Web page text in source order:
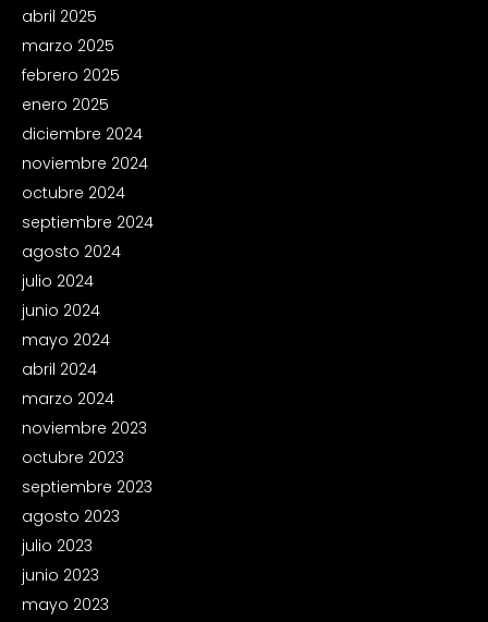
abril 2025
marzo 2025
febrero 2025
enero 2025
diciembre 2024
noviembre 2024
octubre 2024
septiembre 2024
agosto 2024
julio 2024
junio 2024
mayo 2024
abril 2024
marzo 2024
noviembre 2023
octubre 2023
septiembre 2023
agosto 2023
julio 2023
junio 2023
mayo 2023